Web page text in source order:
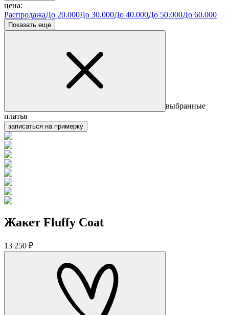
цена:
РаспродажаДо 20.000До 30.000До 40.000До 50.000До 60.000
Показать еще
выбранные
платья
записаться на примерку
Жакет Fluffy Coat
13 250 ₽